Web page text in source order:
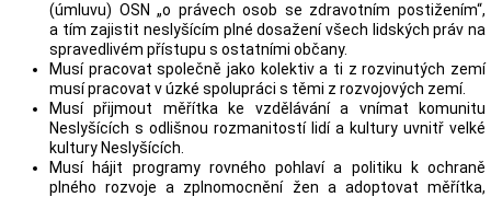
(úmluvu) OSN „o právech osob se zdravotním postižením“,
a tím zajistit neslyšícím plné dosažení všech lidských práv na
spravedlivém přístupu s ostatními občany.
Musí pracovat společně jako kolektiv a ti z rozvinutých zemí
musí pracovat v úzké spolupráci s těmi z rozvojových zemí.
Musí přijmout měřítka ke vzdělávání a vnímat komunitu
Neslyšících s odlišnou rozmanitostí lidí a kultury uvnitř velké
kultury Neslyšících.
Musí hájit programy rovného pohlaví a politiku k ochraně
plného rozvoje a zplnomocnění žen a adoptovat měřítka,